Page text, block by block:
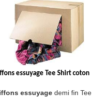
essuyage Tee Shirt coton
essuyage demi fin Tee